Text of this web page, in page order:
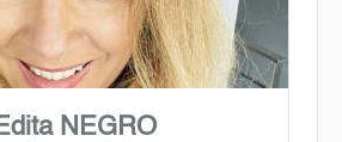
Edita NEGRO